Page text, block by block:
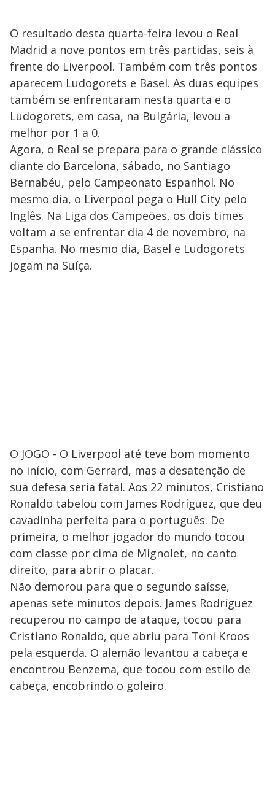
O resultado desta quarta-feira levou o Real
Madrid a nove pontos em três partidas, seis à
frente do Liverpool. Também com três pontos
aparecem Ludogorets e Basel. As duas equipes
também se enfrentaram nesta quarta e o
Ludogorets, em casa, na Bulgária, levou a
melhor por 1 a 0.
Agora, o Real se prepara para o grande clássico
diante do Barcelona, sábado, no Santiago
Bernabéu, pelo Campeonato Espanhol. No
mesmo dia, o Liverpool pega o Hull City pelo
Inglês. Na Liga dos Campeões, os dois times
voltam a se enfrentar dia 4 de novembro, na
Espanha. No mesmo dia, Basel e Ludogorets
jogam na Suíça.
O JOGO - O Liverpool até teve bom momento
no início, com Gerrard, mas a desatenção de
sua defesa seria fatal. Aos 22 minutos, Cristiano
Ronaldo tabelou com James Rodríguez, que deu
cavadinha perfeita para o português. De
primeira, o melhor jogador do mundo tocou
com classe por cima de Mignolet, no canto
direito, para abrir o placar.
Não demorou para que o segundo saísse,
apenas sete minutos depois. James Rodríguez
recuperou no campo de ataque, tocou para
Cristiano Ronaldo, que abriu para Toni Kroos
pela esquerda. O alemão levantou a cabeça e
encontrou Benzema, que tocou com estilo de
cabeça, encobrindo o goleiro.